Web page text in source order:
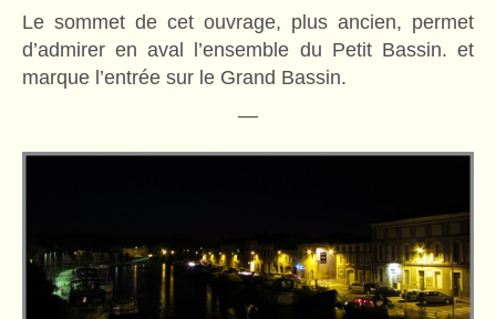
Le sommet de cet ouvrage, plus ancien, permet
d’admirer en aval l’ensemble du Petit Bassin. et
marque l’entrée sur le Grand Bassin.
—